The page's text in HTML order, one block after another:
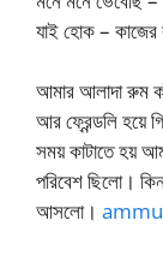
যাই হোক – কাজের
আমার আলাদা রুম
আর ফ্রেন্ডলি হয়ে
সময় কাটাতে হয়
পরিবেশ ছিলো।
আসলো। ammu